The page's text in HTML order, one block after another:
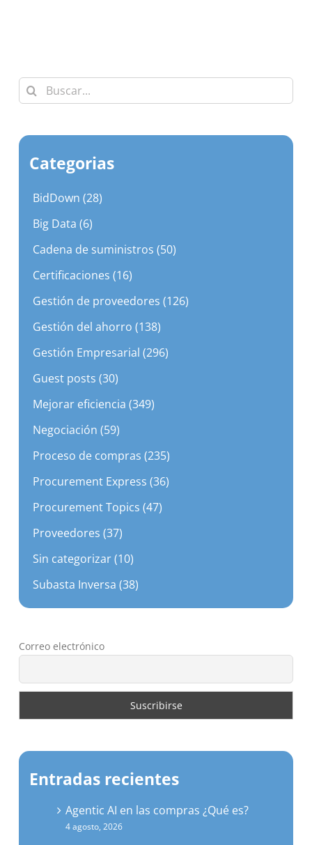
Buscar:
Categorias
BidDown (28)
Big Data (6)
Cadena de suministros (50)
Certificaciones (16)
Gestión de proveedores (126)
Gestión del ahorro (138)
Gestión Empresarial (296)
Guest posts (30)
Mejorar eficiencia (349)
Negociación (59)
Proceso de compras (235)
Procurement Express (36)
Procurement Topics (47)
Proveedores (37)
Sin categorizar (10)
Subasta Inversa (38)
Correo electrónico
Entradas recientes
Agentic AI en las compras ¿Qué es?
4 agosto, 2026